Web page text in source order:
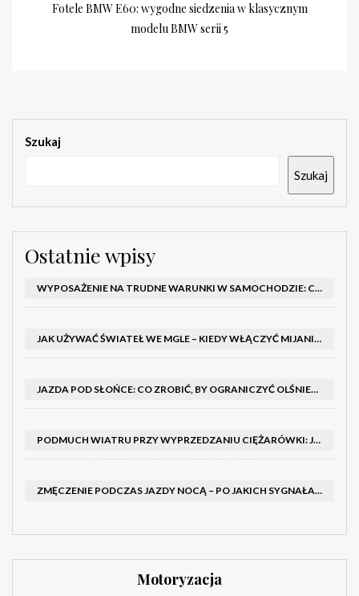
Fotele BMW E60: wygodne siedzenia w klasycznym
modelu BMW serii 5
Szukaj
Szukaj
Ostatnie wpisy
WYPOSAŻENIE NA TRUDNE WARUNKI W SAMOCHODZIE: CO MIEĆ ZIMĄ, W TRASIE I NA WYPADEK AWARII
JAK UŻYWAĆ ŚWIATEŁ WE MGLE – KIEDY WŁĄCZYĆ MIJANIA I PRZECIWMGIELNE ORAZ CZEGO NIE ROBIĆ
JAZDA POD SŁOŃCE: CO ZROBIĆ, BY OGRANICZYĆ OLŚNIENIE I POPRAWIĆ WIDOCZNOŚĆ
PODMUCH WIATRU PRZY WYPRZEDZANIU CIĘŻARÓWKI: JAK UTRZYMAĆ TOR JAZDY I OPANOWAĆ AUTO
ZMĘCZENIE PODCZAS JAZDY NOCĄ – PO JAKICH SYGNAŁACH ROZPOZNAĆ SENNOŚĆ ZA KIEROWNICĄ I KIEDY ZROBIĆ PRZERWĘ
Motoryzacja